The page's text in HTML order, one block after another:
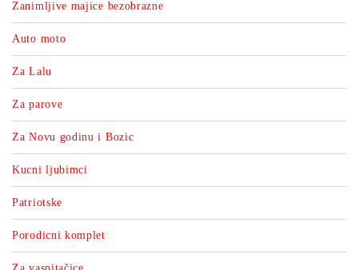
Zanimljive majice bezobrazne
Auto moto
Za Lalu
Za parove
Za Novu godinu i Bozic
Kucni ljubimci
Patriotske
Porodicni komplet